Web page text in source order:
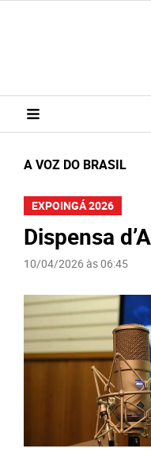
A VOZ DO BRASIL
EXPOINGÁ 2026
Dispensa
10/04/2026 às 06:45